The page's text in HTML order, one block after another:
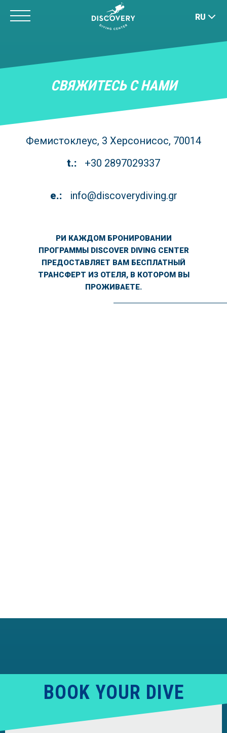
RU
СВЯЖИТЕСЬ С НАМИ
Фемистоклеус, 3 Херсонисос, 70014
t.:
+30 2897029337
e.: info@discoverydiving.gr
РИ КАЖДОМ БРОНИРОВАНИИ
ПРОГРАММЫ DISCOVER DIVING CENTER
ПРЕДОСТАВЛЯЕТ ВАМ БЕСПЛАТНЫЙ
ТРАНСФЕРТ ИЗ ОТЕЛЯ, В КОТОРОМ ВЫ
ПРОЖИВАЕТЕ.
BOOK YOUR DIVE